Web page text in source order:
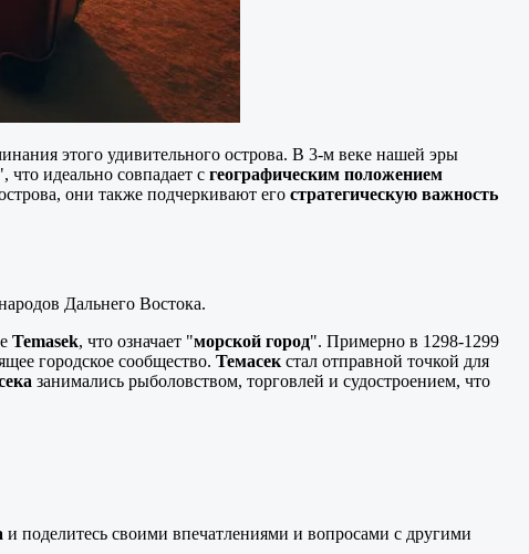
этого удивительного острова. В 3-м веке нашей эры
что идеально совпадает с географическим положением
они также подчеркивают его стратегическую важность
Дальнего Востока.
Temasek, что означает "морской город". Примерно в 1298-1299
городское сообщество. Темасек стал отправной точкой для
занимались рыболовством, торговлей и судостроением, что
и поделитесь своими впечатлениями и вопросами с другими